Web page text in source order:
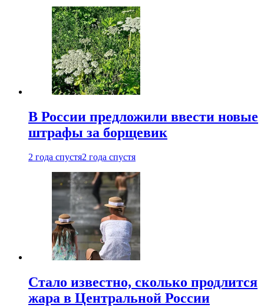
В России предложили ввести новые
штрафы за борщевик
2 года спустя2 года спустя
Стало известно, сколько продлится
жара в Центральной России